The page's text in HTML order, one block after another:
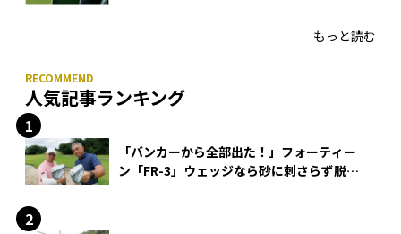
もっと読む
人気記事ランキング
「バンカーから全部出た！」フォーティー
ン「FR-3」ウェッジなら砂に刺さらず脱出